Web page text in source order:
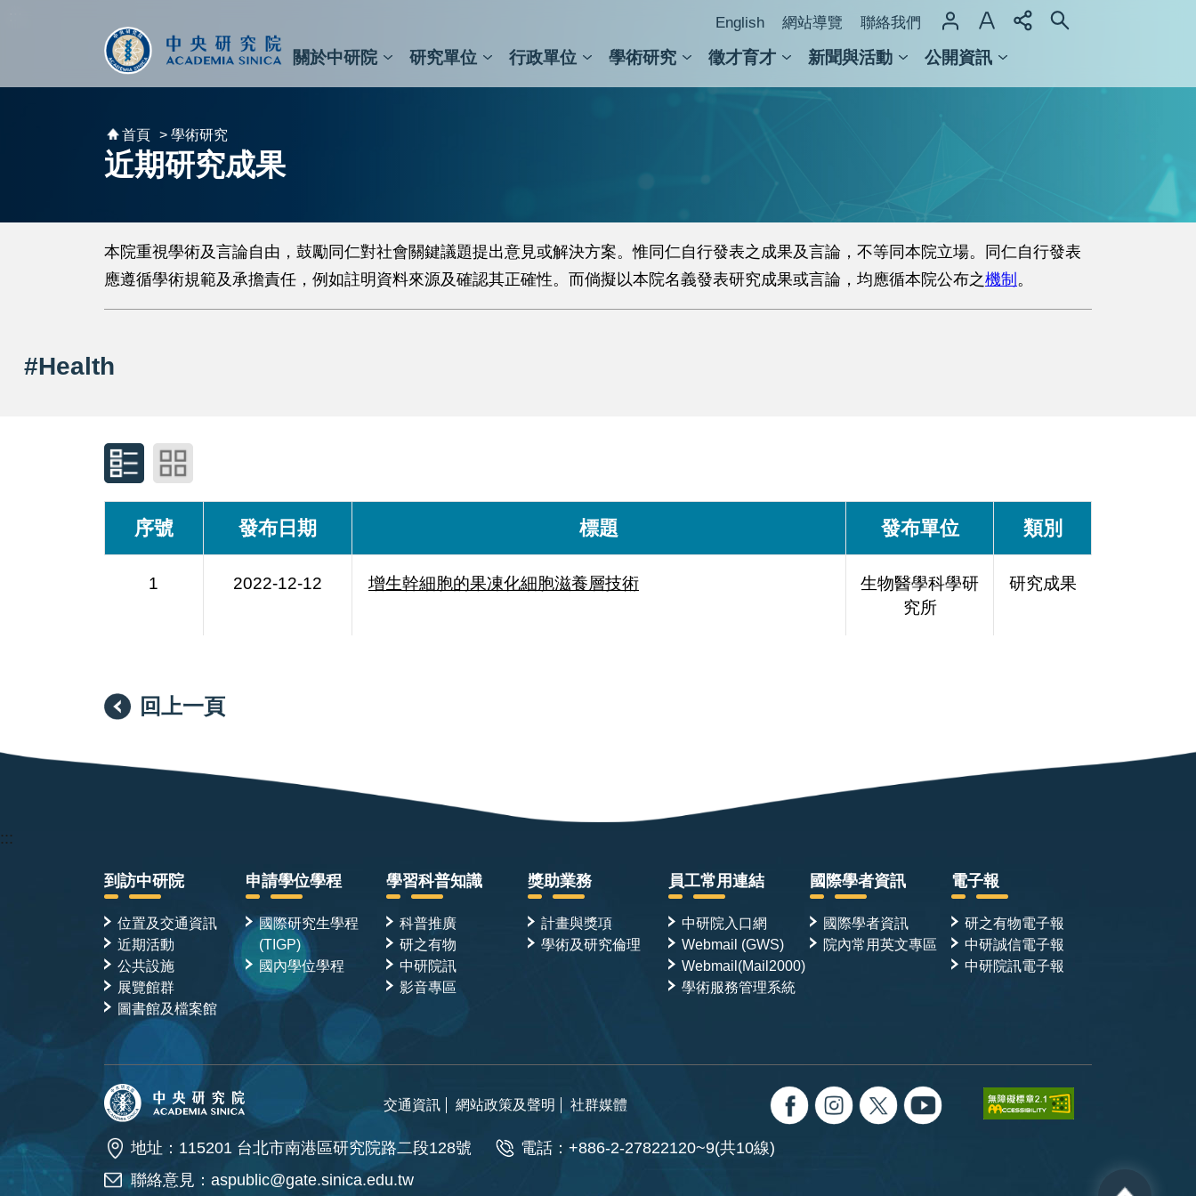
English 網站導覽 聯絡我們
關於中研院 研究單位 行政單位 學術研究 徵才育才 新聞與活動 公開資訊
首頁 > 學術研究
近期研究成果
本院重視學術及言論自由，鼓勵同仁對社會關鍵議題提出意見或解決方案。惟同仁自行發表之成果及言論，不等同本院立場。同仁自行發表
應遵循學術規範及承擔責任，例如註明資料來源及確認其正確性。而倘擬以本院名義發表研究成果或言論，均應循本院公布之機制 。
#Health
序號 發布日期 標題 發布單位 類別
1 2022-12-12 增生幹細胞的果凍化細胞滋養層技術
生物醫學科學研
究所
研究成果
回上一頁
:::
到訪中研院
位置及交通資訊
近期活動
公共設施
展覽館群
圖書館及檔案館
申請學位學程
國際研究生學程
(TIGP)
國內學位學程
學習科普知識
科普推廣
研之有物
中研院訊
影音專區
獎助業務
計畫與獎項
學術及研究倫理
員工常用連結
中研院入口網
Webmail (GWS)
Webmail(Mail2000)
學術服務管理系統
國際學者資訊
國際學者資訊
院內常用英文專區
電子報
研之有物電子報
中研誠信電子報
中研院訊電子報
交通資訊 網站政策及聲明 社群媒體
地址：115201 台北市南港區研究院路二段128號
電話：+886-2-27822120~9(共10線)
聯絡意見： aspublic@gate.sinica.edu.tw